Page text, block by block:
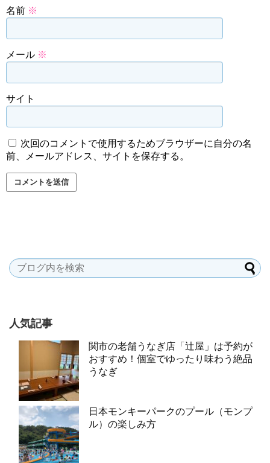
名前 ※
メール ※
サイト
次回のコメントで使用するためブラウザーに自分の名
前、メールアドレス、サイトを保存する。
人気記事
関市の老舗うなぎ店「辻屋」は予約が
おすすめ！個室でゆったり味わう絶品
うなぎ
日本モンキーパークのプール（モンプ
ル）の楽しみ方